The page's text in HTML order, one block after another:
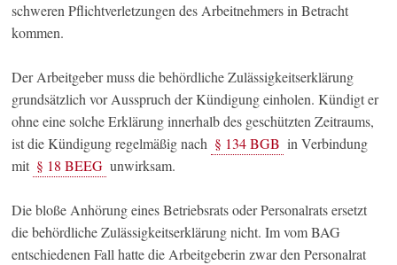
schweren Pflichtverletzungen des Arbeitnehmers in Betracht
kommen.
Der Arbeitgeber muss die behördliche Zulässigkeitserklärung
grundsätzlich vor Ausspruch der Kündigung einholen. Kündigt er
ohne eine solche Erklärung innerhalb des geschützten Zeitraums,
ist die Kündigung regelmäßig nach § 134 BGB in Verbindung
mit § 18 BEEG unwirksam.
Die bloße Anhörung eines Betriebsrats oder Personalrats ersetzt
die behördliche Zulässigkeitserklärung nicht. Im vom BAG
entschiedenen Fall hatte die Arbeitgeberin zwar den Personalrat